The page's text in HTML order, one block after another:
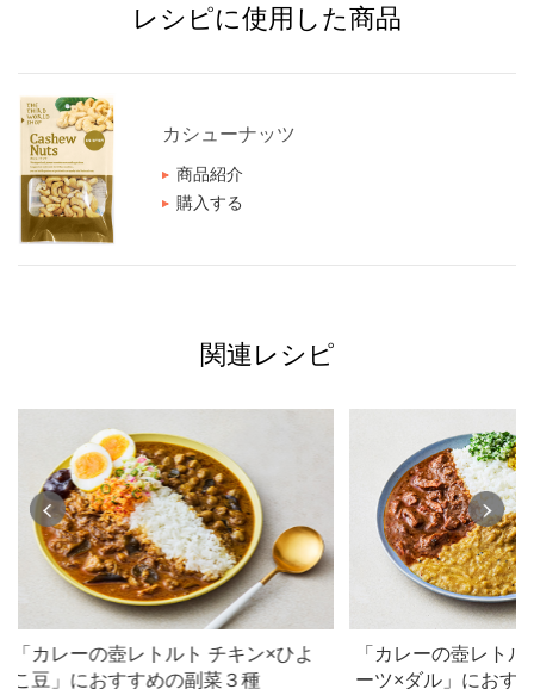
レシピに使用した商品
カシューナッツ
商品紹介
購入する
関連レシピ
「カレーの壺レトルト チキン×ひよ
こ豆」におすすめの副菜３種
「カレーの壺レト
ーツ×ダル」におす